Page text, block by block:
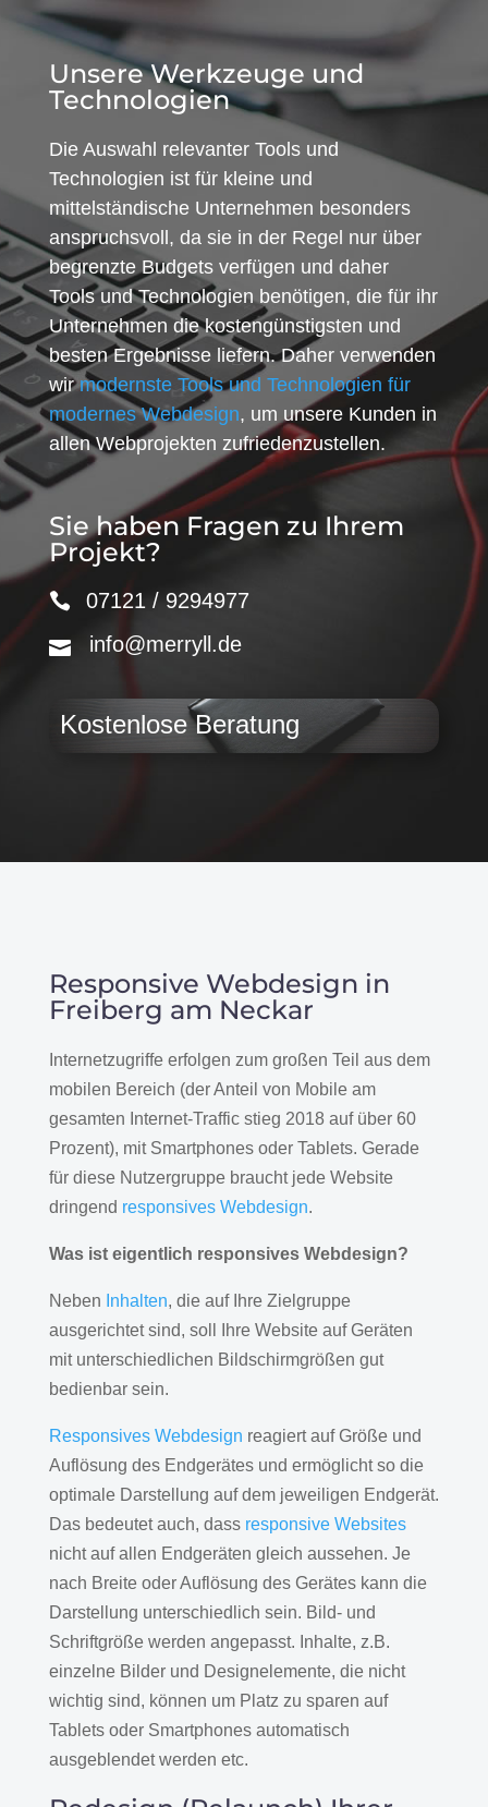
Unsere Werkzeuge und
Technologien
Die Auswahl relevanter Tools und
Technologien ist für kleine und
mittelständische Unternehmen besonders
anspruchsvoll, da sie in der Regel nur über
begrenzte Budgets verfügen und daher
Tools und Technologien benötigen, die für ihr
Unternehmen die kostengünstigsten und
besten Ergebnisse liefern. Daher verwenden
wirmodernste Tools und Technologien für
modernes Webdesign, um unsere Kunden in
allen Webprojekten zufriedenzustellen.
Sie haben Fragen zu Ihrem
Projekt?
07121 / 9294977
info@merryll.de
Kostenlose Beratung
Responsive Webdesign in
Freiberg am Neckar
Internetzugriffe erfolgen zum großen Teil aus dem
mobilen Bereich (der Anteil von Mobile am
gesamten Internet-Traffic stieg 2018 auf über 60
Prozent), mit Smartphones oder Tablets. Gerade
für diese Nutzergruppe braucht jede Website
dringend responsives Webdesign.
Was ist eigentlich responsives Webdesign?
Neben Inhalten, die auf Ihre Zielgruppe
ausgerichtet sind, soll Ihre Website auf Geräten
mit unterschiedlichen Bildschirmgrößen gut
bedienbar sein.
Responsives Webdesign reagiert auf Größe und
Auflösung des Endgerätes und ermöglicht so die
optimale Darstellung auf dem jeweiligen Endgerät.
Das bedeutet auch, dass responsive Websites
nicht auf allen Endgeräten gleich aussehen. Je
nach Breite oder Auflösung des Gerätes kann die
Darstellung unterschiedlich sein. Bild- und
Schriftgröße werden angepasst. Inhalte, z.B.
einzelne Bilder und Designelemente, die nicht
wichtig sind, können um Platz zu sparen auf
Tablets oder Smartphones automatisch
ausgeblendet werden etc.